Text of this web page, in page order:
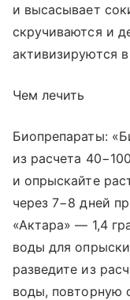
и высасывает
скручиваются и
активизируются
Чем лечить
Биопрепараты:
из расчета
и опрыскайте
через 7−8 дней
«Актара» — 1,4
воды для
разведите из
воды, повторную